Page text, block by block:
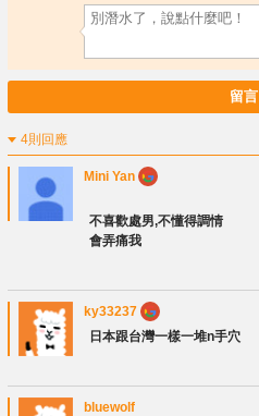
留言
4則回應
Mini Yan
不喜歡處男,不懂得調情
會弄痛我
ky33237
日本跟台灣一樣一堆n手穴
bluewolf